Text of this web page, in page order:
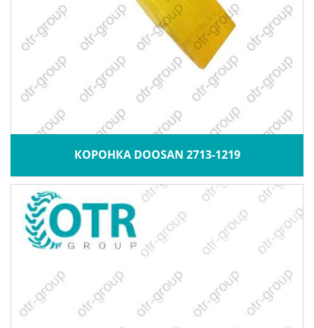
КОРОНКА DOOSAN 2713-1219